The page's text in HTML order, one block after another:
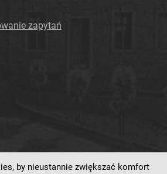
: tygodnik Zakładów
Akcyjna w Tarnowie-
: tygodnik. 1998
Akcyjna w Tarnowie-
zapytań
by nieustannie zwiększać komfort